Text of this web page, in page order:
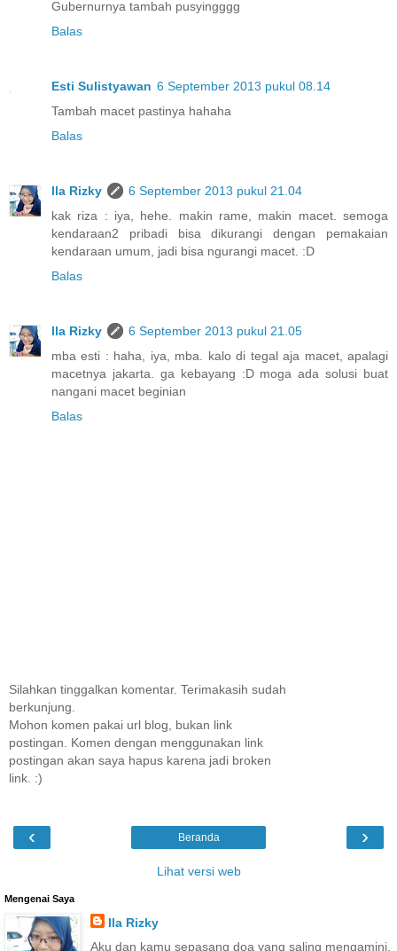
Gubernurnya tambah pusyingggg
Balas
Esti Sulistyawan 6 September 2013 pukul 08.14
Tambah macet pastinya hahaha
Balas
Ila Rizky
6 September 2013 pukul 21.04
kak riza : iya, hehe. makin rame, makin macet. semoga
kendaraan2 pribadi bisa dikurangi dengan pemakaian
kendaraan umum, jadi bisa ngurangi macet. :D
Balas
Ila Rizky
6 September 2013 pukul 21.05
mba esti : haha, iya, mba. kalo di tegal aja macet, apalagi
macetnya jakarta. ga kebayang :D moga ada solusi buat
nangani macet beginian
Balas
Silahkan tinggalkan komentar. Terimakasih sudah
berkunjung.
Mohon komen pakai url blog, bukan link
postingan. Komen dengan menggunakan link
postingan akan saya hapus karena jadi broken
link. :)
‹ ›
Beranda
Lihat versi web
Mengenai Saya
Ila Rizky
Aku dan kamu sepasang doa yang saling mengamini.